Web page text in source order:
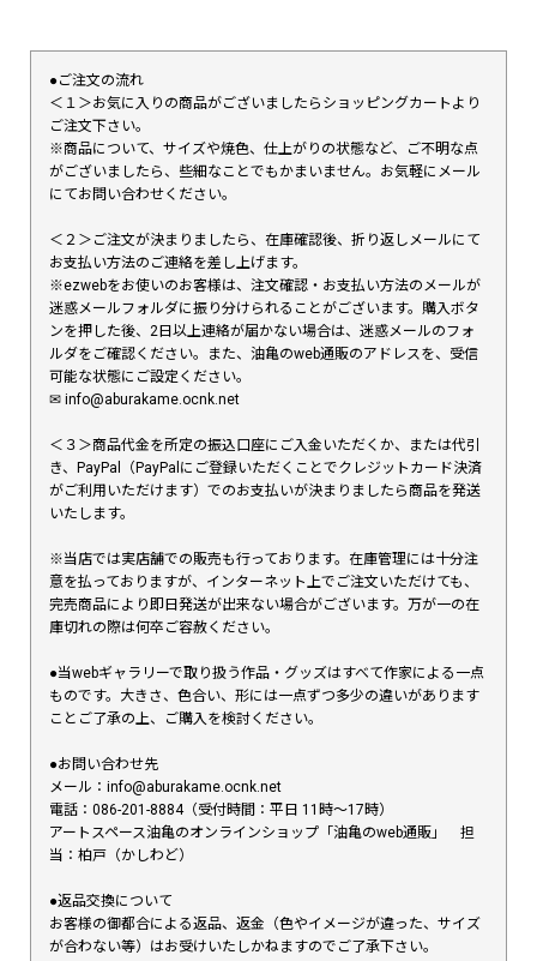
●ご注文の流れ
＜１＞お気に入りの商品がございましたらショッピングカートより
ご注文下さい。
※商品について、サイズや焼色、仕上がりの状態など、ご不明な点
がございましたら、些細なことでもかまいません。お気軽にメール
にてお問い合わせください。
＜２＞ご注文が決まりましたら、在庫確認後、折り返しメールにて
お支払い方法のご連絡を差し上げます。
※ezwebをお使いのお客様は、注文確認・お支払い方法のメールが
迷惑メールフォルダに振り分けられることがございます。購入ボタ
ンを押した後、2日以上連絡が届かない場合は、迷惑メールのフォ
ルダをご確認ください。また、油亀のweb通販のアドレスを、受信
可能な状態にご設定ください。
✉︎ info@aburakame.ocnk.net
＜３＞商品代金を所定の振込口座にご入金いただくか、または代引
き、PayPal（PayPalにご登録いただくことでクレジットカード決済
がご利用いただけます）でのお支払いが決まりましたら商品を発送
いたします。
※当店では実店舗での販売も行っております。在庫管理には十分注
意を払っておりますが、インターネット上でご注文いただけても、
完売商品により即日発送が出来ない場合がございます。万が一の在
庫切れの際は何卒ご容赦ください。
●当webギャラリーで取り扱う作品・グッズはすべて作家による一点
ものです。大きさ、色合い、形には一点ずつ多少の違いがあります
ことご了承の上、ご購入を検討ください。
●お問い合わせ先
メール：info@aburakame.ocnk.net
電話：086-201-8884（受付時間：平日 11時〜17時）
アートスペース油亀のオンラインショップ「油亀のweb通販」 担
当：柏戸（かしわど）
●返品交換について
お客様の御都合による返品、返金（色やイメージが違った、サイズ
が合わない等）はお受けいたしかねますのでご了承下さい。